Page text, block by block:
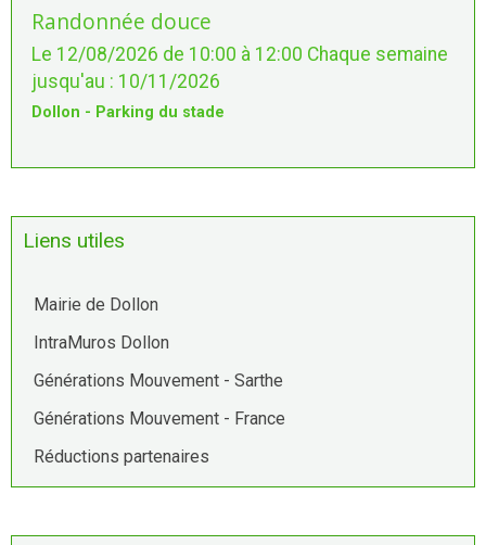
Randonnée douce
Le 12/08/2026 de 10:00 à 12:00 Chaque semaine
jusqu'au : 10/11/2026
Dollon - Parking du stade
Liens utiles
Mairie de Dollon
IntraMuros Dollon
Générations Mouvement - Sarthe
Générations Mouvement - France
Réductions partenaires